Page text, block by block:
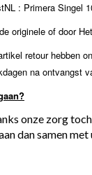
: Primera Singel
originele of door
retour hebben
na ontvangst
onze zorg
dan samen